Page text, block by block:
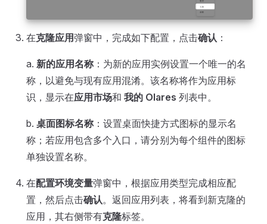
在克隆应用弹窗中，完成如下配置，点击确认 ：
a. 新的应用名称 ：为新的应用实例设置一个唯一的名
称，以避免与现有应用混淆。该名称将作为应用标
识，显示在应用市场和 我的 Olares 列表中。
b. 桌面图标名称 ：设置桌面快捷方式图标的显示名
称；若应用包含多个入口，请分别为每个组件的图标
单独设置名称。
在配置环境变量弹窗中，根据应用类型完成相应配
置，然后点击确认。返回应用列表，将看到新克隆的
应用，其右侧带有克隆标签。